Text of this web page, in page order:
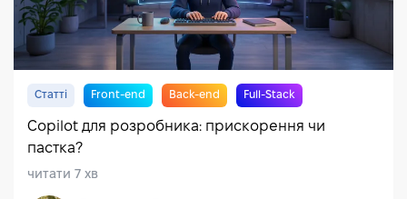
Статті Front-end Back-end Full-Stack
Copilot для розробника: прискорення чи
пастка?
читати 7 хв